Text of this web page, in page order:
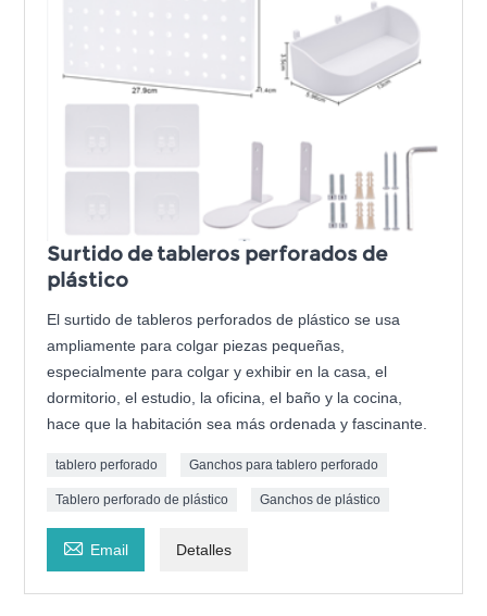
Surtido de tableros perforados de
plástico
El surtido de tableros perforados de plástico se usa
ampliamente para colgar piezas pequeñas,
especialmente para colgar y exhibir en la casa, el
dormitorio, el estudio, la oficina, el baño y la cocina,
hace que la habitación sea más ordenada y fascinante.
tablero perforado Ganchos para tablero perforado
Tablero perforado de plástico Ganchos de plástico
 Email Detalles